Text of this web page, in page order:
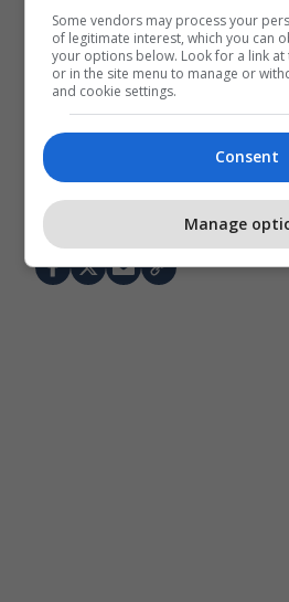
Shkolla Fillore "faik Konica"
Abuzim Seksual
Some vendors may process your
of legitimate interest, which you can
your options below. Look for a link
or in the site menu to manage or
and cookie settings.
Consent
Manage